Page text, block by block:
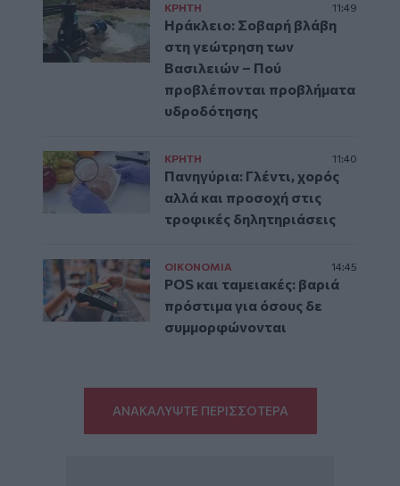
ΚΡΗΤΗ 11:49
Ηράκλειο: Σοβαρή βλάβη
στη γεώτρηση των
Βασιλειών – Πού
προβλέπονται προβλήματα
υδροδότησης
ΚΡΗΤΗ 11:40
Πανηγύρια: Γλέντι, χορός
αλλά και προσοχή στις
τροφικές δηλητηριάσεις
ΟΙΚΟΝΟΜΙΑ 14:45
POS και ταμειακές: βαριά
πρόστιμα για όσους δε
συμμορφώνονται
ΑΝΑΚΑΛΥΨΤΕ ΠΕΡΙΣΣΟΤΕΡΑ